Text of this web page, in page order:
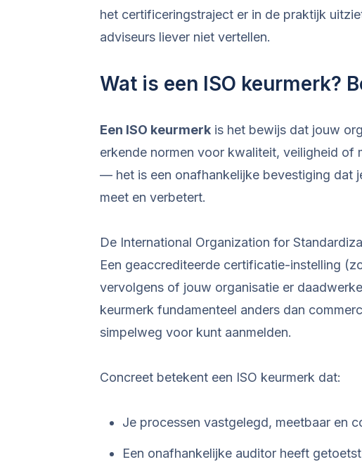
het certificeringstraject er in de praktijk
adviseurs liever niet vertellen.
Wat is een ISO keurmerk?
Een ISO keurmerk is het bewijs dat jouw
erkende normen voor kwaliteit, veiligheid of
— het is een onafhankelijke bevestiging dat
meet en verbetert.
De International Organization for
Een geaccrediteerde certificatie-instelling
vervolgens of jouw organisatie er
keurmerk fundamenteel anders dan
simpelweg voor kunt aanmelden.
Concreet betekent een ISO keurmerk dat:
Je processen vastgelegd, meetbaar en
Een onafhankelijke auditor heeft